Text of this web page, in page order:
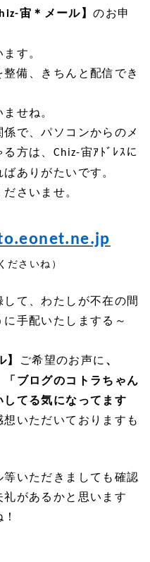
宙＊メール】のお申
す。
備、きちんと配信でき
せね。
で、パソコンからのメ
方は、 Chiz-宙ｱﾄﾞﾚｽに
ありがたいです。
さいませ。
ださいね）
て、わたしが不在の間
手配いたしまする～
】 ご希望のお声に 、
「ブログのコトラちゃん
てる気になってます
いただいておりますも
いただきましても確認
があるかと思います